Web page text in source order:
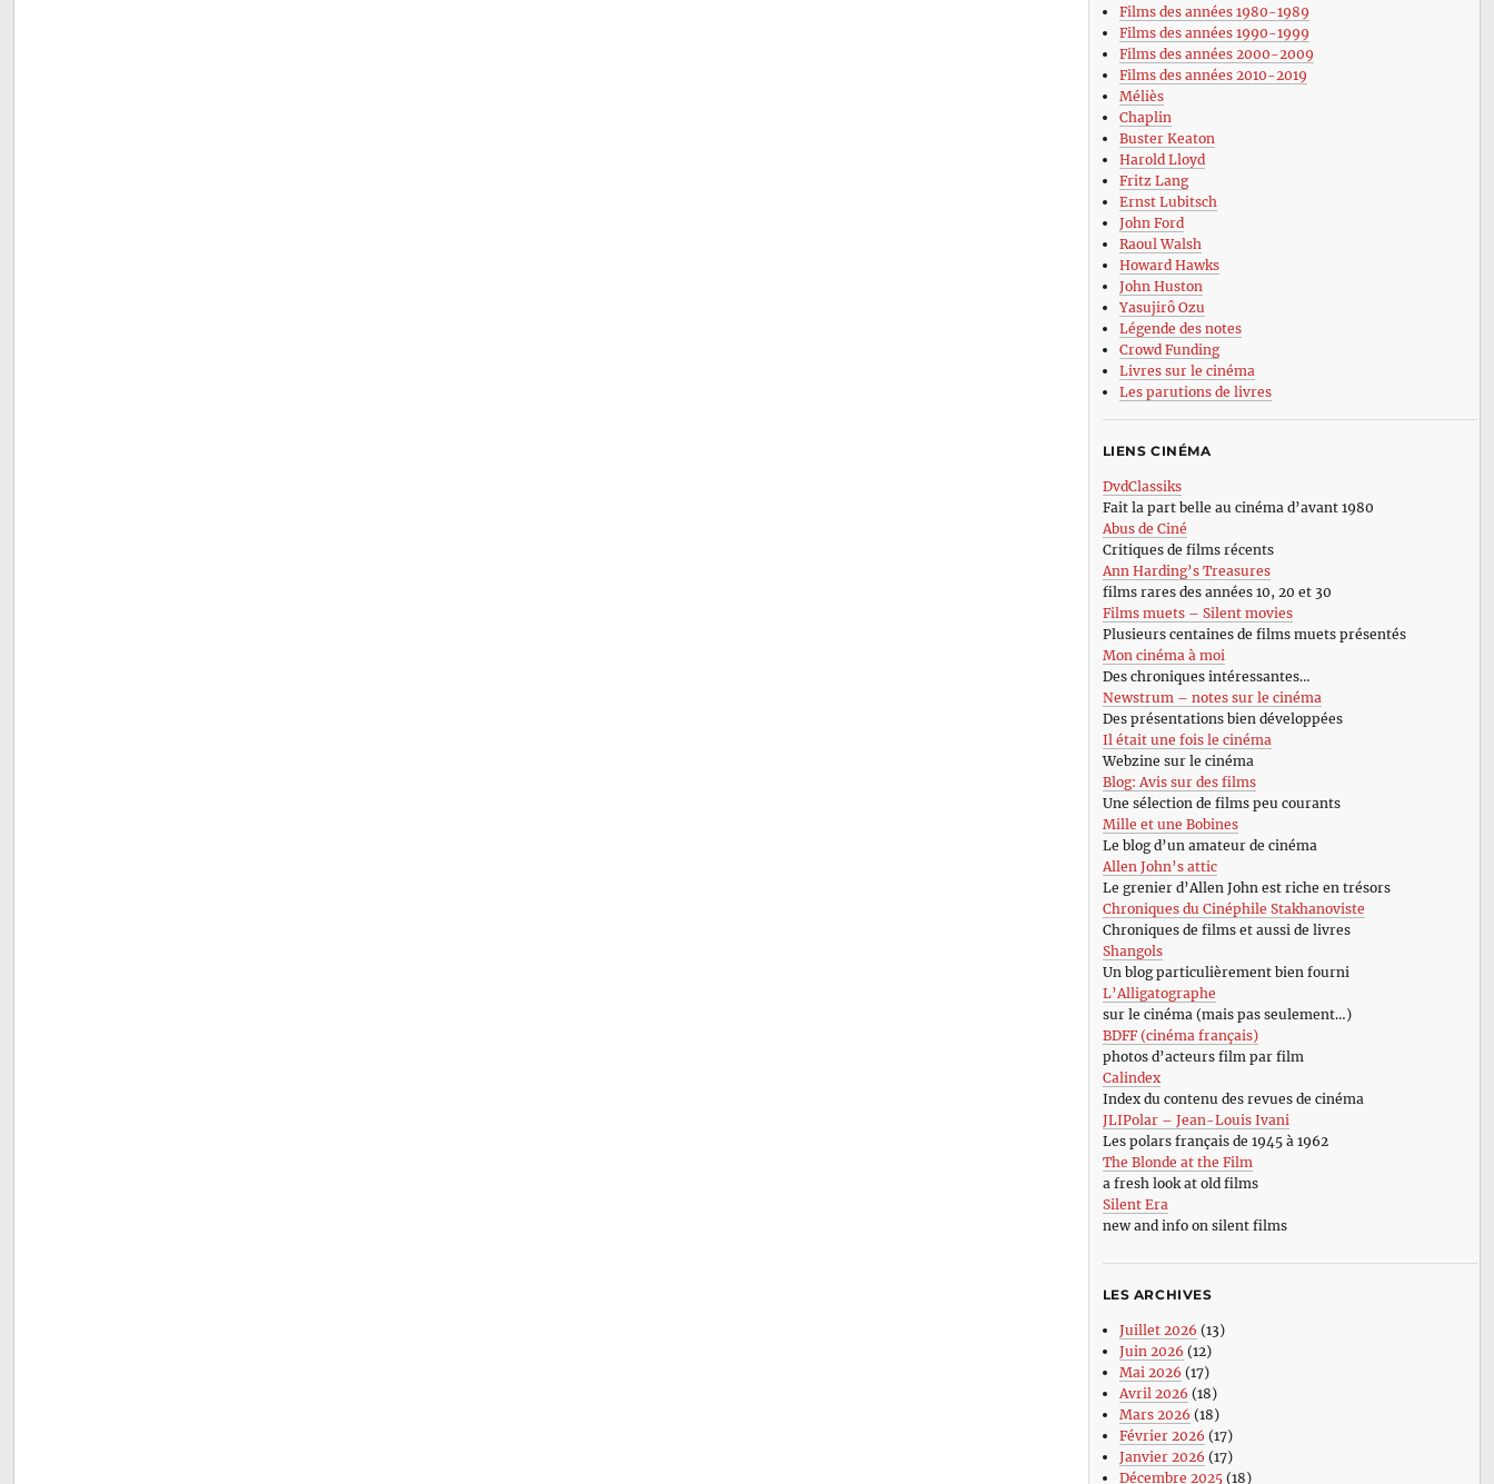
Films des années 1980-1989
Films des années 1990-1999
Films des années 2000-2009
Films des années 2010-2019
Méliès
Chaplin
Buster Keaton
Harold Lloyd
Fritz Lang
Ernst Lubitsch
John Ford
Raoul Walsh
Howard Hawks
John Huston
Yasujirô Ozu
Légende des notes
Crowd Funding
Livres sur le cinéma
Les parutions de livres
LIENS CINÉMA
DvdClassiks
Fait la part belle au cinéma d’avant 1980
Abus de Ciné
Critiques de films récents
Ann Harding’s Treasures
films rares des années 10, 20 et 30
Films muets – Silent movies
Plusieurs centaines de films muets présentés
Mon cinéma à moi
Des chroniques intéressantes…
Newstrum – notes sur le cinéma
Des présentations bien développées
Il était une fois le cinéma
Webzine sur le cinéma
Blog: Avis sur des films
Une sélection de films peu courants
Mille et une Bobines
Le blog d’un amateur de cinéma
Allen John’s attic
Le grenier d’Allen John est riche en trésors
Chroniques du Cinéphile Stakhanoviste
Chroniques de films et aussi de livres
Shangols
Un blog particulièrement bien fourni
L’Alligatographe
sur le cinéma (mais pas seulement…)
BDFF (cinéma français)
photos d’acteurs film par film
Calindex
Index du contenu des revues de cinéma
JLIPolar – Jean-Louis Ivani
Les polars français de 1945 à 1962
The Blonde at the Film
a fresh look at old films
Silent Era
new and info on silent films
LES ARCHIVES
Juillet 2026 (13)
Juin 2026 (12)
Mai 2026 (17)
Avril 2026 (18)
Mars 2026 (18)
Février 2026 (17)
Janvier 2026 (17)
Décembre 2025(18)